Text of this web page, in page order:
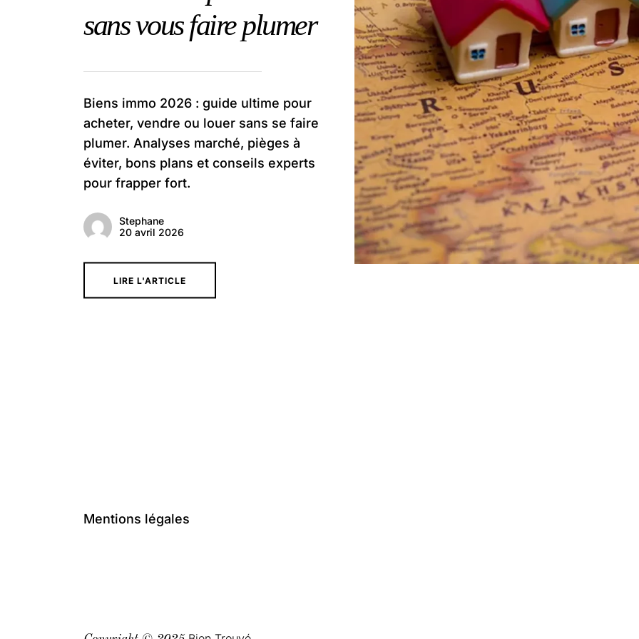
sans vous faire plumer
Biens immo 2026 : guide ultime pour
acheter, vendre ou louer sans se faire
plumer. Analyses marché, pièges à
éviter, bons plans et conseils experts
pour frapper fort.
Stephane
20 avril 2026
LIRE L'ARTICLE
Mentions légales